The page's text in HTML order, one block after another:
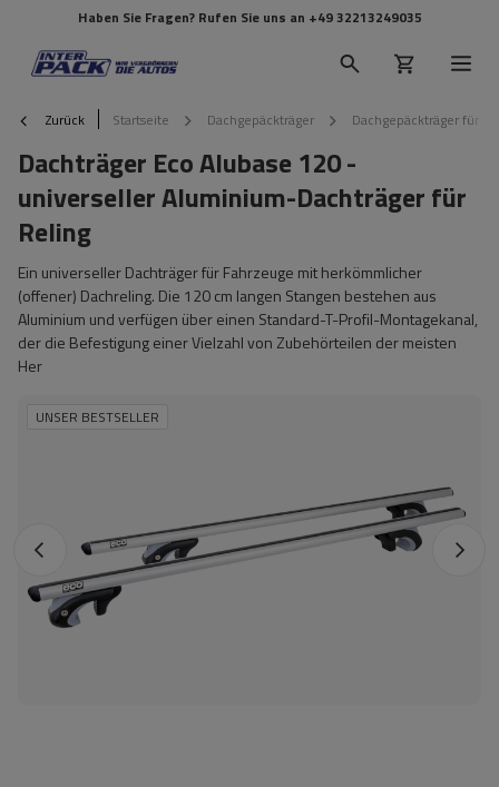
Haben Sie Fragen? Rufen Sie uns an +49 32213249035
Zurück Startseite Dachgepäckträger Dachgepäckträger für
Dachträger Eco Alubase 120 -
universeller Aluminium-Dachträger für
Reling
Ein universeller Dachträger für Fahrzeuge mit herkömmlicher
(offener) Dachreling. Die 120 cm langen Stangen bestehen aus
Aluminium und verfügen über einen Standard-T-Profil-Montagekanal,
der die Befestigung einer Vielzahl von Zubehörteilen der meisten
Her
UNSER BESTSELLER